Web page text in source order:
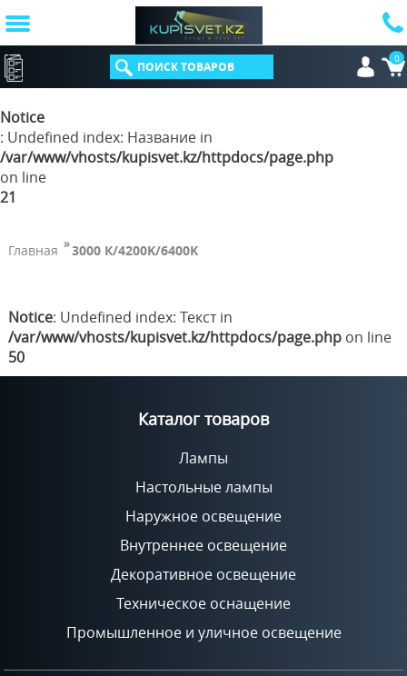
Notice
: Undefined index: Название in
/var/www/vhosts/kupisvet.kz/httpdocs/page.php
on line
21
КАТАЛОГ 0
Главная 3000 К/4200K/6400K
Notice: Undefined index: Текст in
/var/www/vhosts/kupisvet.kz/httpdocs/page.phpon line
50
Каталог товаров
Лампы
Настольные лампы
Наружное освещение
Внутреннее освещение
Декоративное освещение
Техническое оснащение
Промышленное и уличное освещение